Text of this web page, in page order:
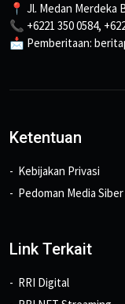
📍 Jl. Medan Merdeka
📞 +6221 350 0584,
📩 Pemberitaan:
Ketentuan
Kebijakan Privasi
Pedoman Media Siber
Link Terkait
RRI Digital